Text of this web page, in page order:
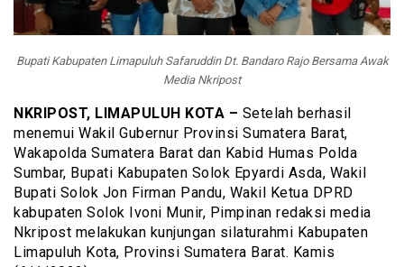
Bupati Kabupaten Limapuluh Safaruddin Dt. Bandaro Rajo Bersama Awak
Media Nkripost
NKRIPOST, LIMAPULUH KOTA – Setelah berhasil
menemui Wakil Gubernur Provinsi Sumatera Barat,
Wakapolda Sumatera Barat dan Kabid Humas Polda
Sumbar, Bupati Kabupaten Solok Epyardi Asda, Wakil
Bupati Solok Jon Firman Pandu, Wakil Ketua DPRD
kabupaten Solok Ivoni Munir, Pimpinan redaksi media
Nkripost melakukan kunjungan silaturahmi Kabupaten
Limapuluh Kota, Provinsi Sumatera Barat. Kamis